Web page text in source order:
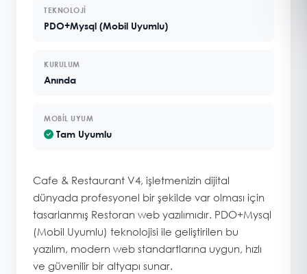
TEKNOLOJI
PDO+Mysql (Mobil Uyumlu)
KURULUM
Anında
MOBIL UYUM
Tam Uyumlu
Cafe & Restaurant V4, işletmenizin dijital
dünyada profesyonel bir şekilde var olması için
tasarlanmış Restoran web yazılımıdır. PDO+Mysql
(Mobil Uyumlu) teknolojisi ile geliştirilen bu
yazılım, modern web standartlarına uygun, hızlı
ve güvenilir bir altyapı sunar.